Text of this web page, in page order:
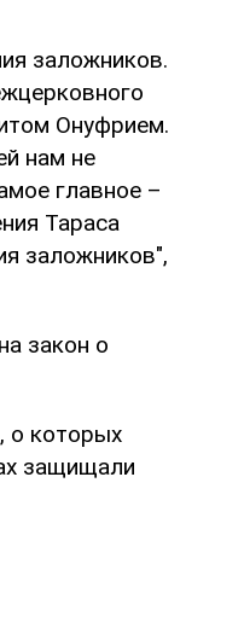
заложников.
Онуфрием.
нам не
главное –
Тараса
заложников",
закон о
о которых
защищали